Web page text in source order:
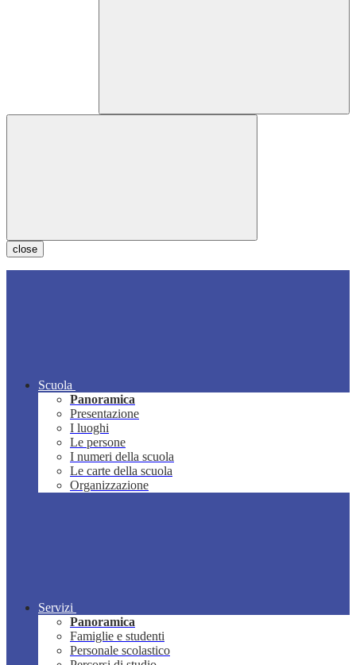
close
Scuola
Panoramica
Presentazione
I luoghi
Le persone
I numeri della scuola
Le carte della scuola
Organizzazione
Servizi
Panoramica
Famiglie e studenti
Personale scolastico